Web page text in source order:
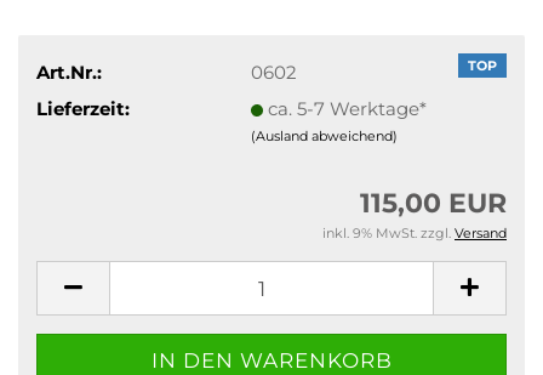
TOP
Art.Nr.:
0602
Lieferzeit:
ca. 5-7 Werktage*
(Ausland abweichend)
115,00 EUR
inkl. 9% MwSt. zzgl. Versand